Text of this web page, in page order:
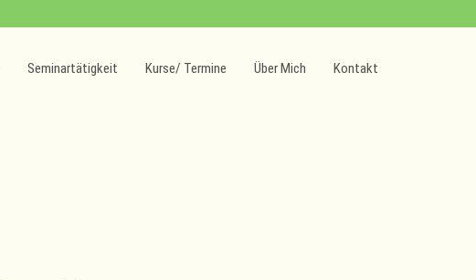
Seminartätigkeit Kurse/ Termine Über Mich Kontakt